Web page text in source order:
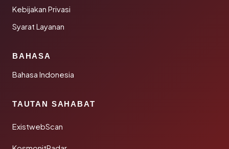
Kebijakan Privasi
Syarat Layanan
BAHASA
Bahasa Indonesia
TAUTAN SAHABAT
ExistwebScan